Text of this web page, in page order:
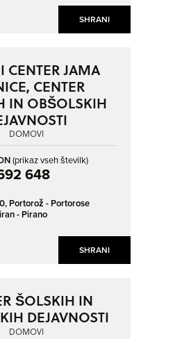
SHRANI
SHRANI
CENTER JAMA
CENTER
IN OBŠOLSKIH
DOMOVI
(prikaz vseh številk)
648
Portorož - Portorose
- Pirano
ŠOLSKIH IN
DEJAVNOSTI
DOMOVI